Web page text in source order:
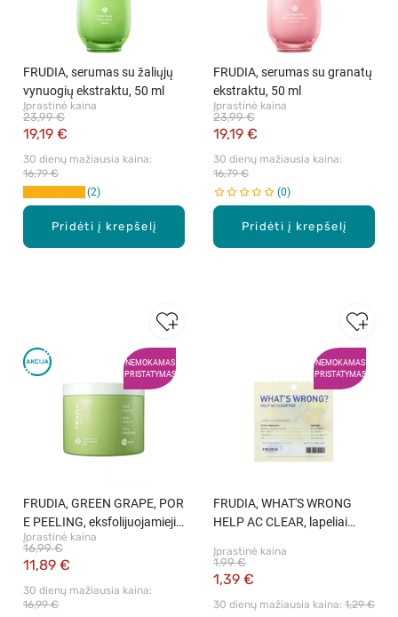
Pridėti į krepšelį
FRUDIA, serumas su žaliųjų
vynuogių ekstraktu, 50 ml
Įprastinė kaina
19,19 €
23,99 €
30 dienų mažiausia kaina:
16,79 €
2
Pridėti į krepšelį
FRUDIA, serumas su granatų
ekstraktu, 50 ml
Įprastinė kaina
19,19 €
23,99 €
30 dienų mažiausia kaina:
16,79 €
0
NEMOKAMAS
PRISTATYMAS
FRUDIA, GREEN GRAPE, POR
E PEELING, eksfolijuojamieji l
apeliai, 70 vnt.
Įprastinė kaina
11,89 €
16,99 €
30 dienų mažiausia kaina:
16,99 €
NEMOKAMAS
PRISTATYMAS
FRUDIA, WHAT'S WRONG
HELP AC CLEAR, lapeliai
2 vnt.
Įprastinė kaina
1,39 €
1,99 €
30 dienų mažiausia kaina: 1,29 €